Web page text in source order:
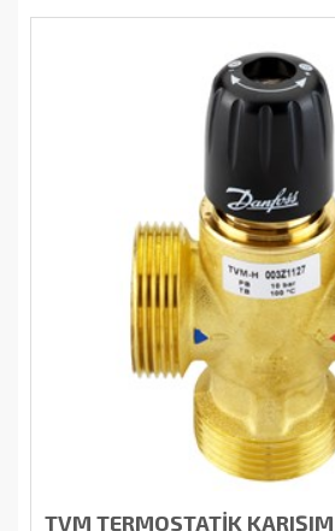
TVM TERMOSTATİK